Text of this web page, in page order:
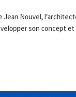
Nouvel,
son concept